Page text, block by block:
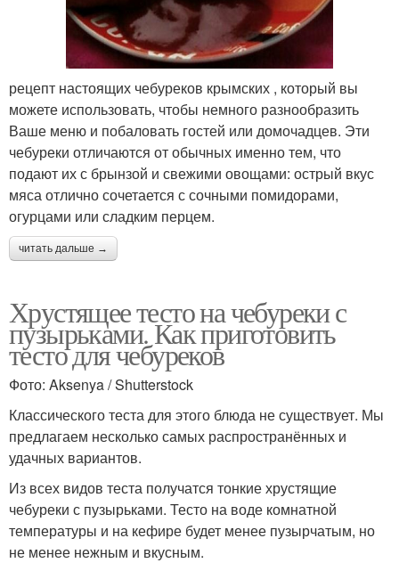
рецепт настоящих чебуреков крымских , который вы
можете использовать, чтобы немного разнообразить
Ваше меню и побаловать гостей или домочадцев. Эти
чебуреки отличаются от обычных именно тем, что
подают их с брынзой и свежими овощами: острый вкус
мяса отлично сочетается с сочными помидорами,
огурцами или сладким перцем.
читать дальше →
Хрустящее тесто на чебуреки с
пузырьками. Как приготовить
тесто для чебуреков
Фото: Aksenya / Shutterstock
Классического теста для этого блюда не существует. Мы
предлагаем несколько самых распространённых и
удачных вариантов.
Из всех видов теста получатся тонкие хрустящие
чебуреки с пузырьками. Тесто на воде комнатной
температуры и на кефире будет менее пузырчатым, но
не менее нежным и вкусным.